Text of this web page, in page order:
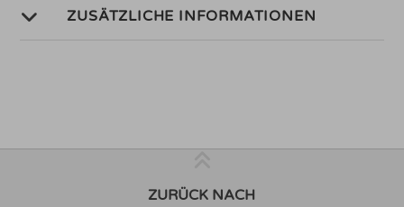
ZUSÄTZLICHE INFORMATIONEN
ZURÜCK NACH